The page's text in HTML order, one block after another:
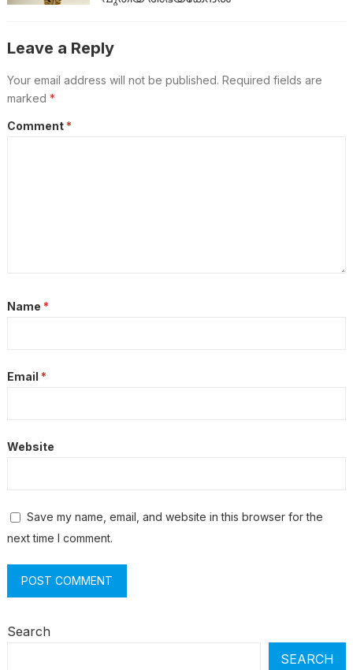
Leave a Reply
Your email address will not be published. Required fields are
marked *
Comment *
Name *
Email *
Website
Save my name, email, and website in this browser for the
next time I comment.
Search
SEARCH